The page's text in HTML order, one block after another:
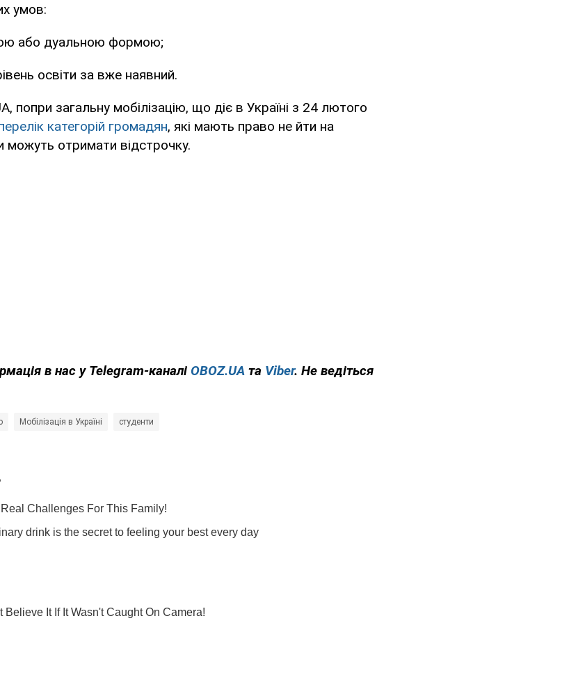
умов:
або дуальною формою;
освіти за вже наявний.
попри загальну мобілізацію, що діє в Україні з 24 лютого
категорій громадян, які мають право не йти на
можуть отримати відстрочку.
в нас у Telegram-каналі OBOZ.UA та Viber. Не ведіться
Мобілізація в Україні студенти